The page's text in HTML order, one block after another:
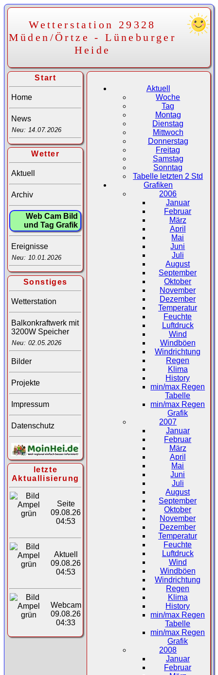
Wetterstation 29328
Müden/Örtze - Lüneburger
Heide
Start
Home
News
Neu: 14.07.2026
Wetter
Aktuell
Archiv
Web Cam Bild
und Tag Grafik
Ereignisse
Neu: 10.01.2026
Sonstiges
Wetterstation
Balkonkraftwerk mit
3200W Speicher
Neu: 02.05.2026
Bilder
Projekte
Impressum
Datenschutz
letzte
Aktuallisierung
Seite
09.08.26
04:53
Aktuell
09.08.26
04:53
Webcam
09.08.26
04:33
Aktuell
Woche
Tag
Montag
Dienstag
Mittwoch
Donnerstag
Freitag
Samstag
Sonntag
Tabelle letzten 2 Std
Grafiken
2006
Januar
Februar
März
April
Mai
Juni
Juli
August
September
Oktober
November
Dezember
Temperatur
Feuchte
Luftdruck
Wind
Windböen
Windrichtung
Regen
Klima
History
min/max Regen
Tabelle
min/max Regen
Grafik
2007
Januar
Februar
März
April
Mai
Juni
Juli
August
September
Oktober
November
Dezember
Temperatur
Feuchte
Luftdruck
Wind
Windböen
Windrichtung
Regen
Klima
History
min/max Regen
Tabelle
min/max Regen
Grafik
2008
Januar
Februar